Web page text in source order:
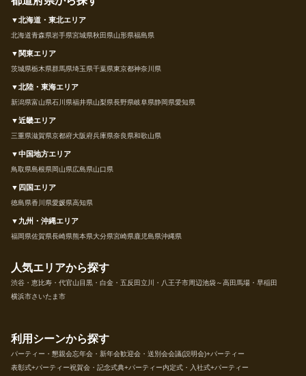
▼北海道・東北エリア
北海道青森県岩手県宮城県秋田県山形県福島県
▼関東エリア
茨城県栃木県群馬県埼玉県千葉県東京都神奈川県
▼北陸・東海エリア
新潟県富山県石川県福井県山梨県長野県岐阜県静岡県愛知県
▼近畿エリア
三重県滋賀県京都府大阪府兵庫県奈良県和歌山県
▼中国地方エリア
鳥取県島根県岡山県広島県山口県
▼四国エリア
徳島県香川県愛媛県高知県
▼九州・沖縄エリア
福岡県佐賀県長崎県熊本県大分県宮崎県鹿児島県沖縄県
人気エリアから探す
渋谷・恵比寿・代官山目黒・白金・五反田立川・八王子市周辺池袋～高田馬場・早稲田
横浜市さいたま市
利用シーンから探す
パーティー・懇親会忘年会・新年会歓迎会・送別会会議(説明会)+パーティー
表彰式+パーティー祝賀会・記念式典+パーティー内定式・入社式+パーティー